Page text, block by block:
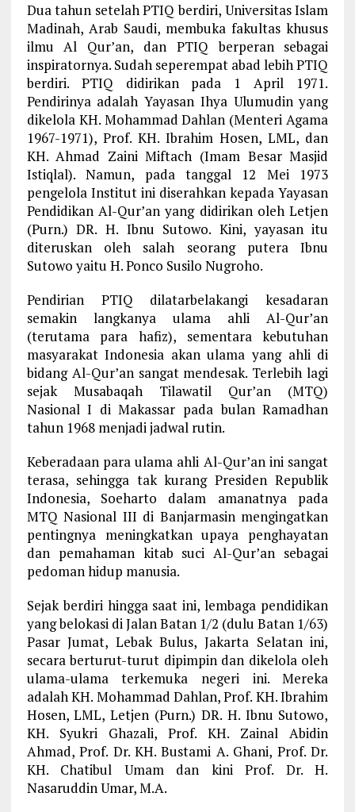
Dua tahun setelah PTIQ berdiri, Universitas Islam
Madinah, Arab Saudi, membuka fakultas khusus
ilmu Al Qur’an, dan PTIQ berperan sebagai
inspiratornya. Sudah seperempat abad lebih PTIQ
berdiri. PTIQ didirikan pada 1 April 1971.
Pendirinya adalah Yayasan Ihya Ulumudin yang
dikelola KH. Mohammad Dahlan (Menteri Agama
1967-1971), Prof. KH. Ibrahim Hosen, LML, dan
KH. Ahmad Zaini Miftach (Imam Besar Masjid
Istiqlal). Namun, pada tanggal 12 Mei 1973
pengelola Institut ini diserahkan kepada Yayasan
Pendidikan Al-Qur’an yang didirikan oleh Letjen
(Purn.) DR. H. Ibnu Sutowo. Kini, yayasan itu
diteruskan oleh salah seorang putera Ibnu
Sutowo yaitu H. Ponco Susilo Nugroho.
Pendirian PTIQ dilatarbelakangi kesadaran
semakin langkanya ulama ahli Al-Qur’an
(terutama para hafiz), sementara kebutuhan
masyarakat Indonesia akan ulama yang ahli di
bidang Al-Qur’an sangat mendesak. Terlebih lagi
sejak Musabaqah Tilawatil Qur’an (MTQ)
Nasional I di Makassar pada bulan Ramadhan
tahun 1968 menjadi jadwal rutin.
Keberadaan para ulama ahli Al-Qur’an ini sangat
terasa, sehingga tak kurang Presiden Republik
Indonesia, Soeharto dalam amanatnya pada
MTQ Nasional III di Banjarmasin mengingatkan
pentingnya meningkatkan upaya penghayatan
dan pemahaman kitab suci Al-Qur’an sebagai
pedoman hidup manusia.
Sejak berdiri hingga saat ini, lembaga pendidikan
yang belokasi di Jalan Batan 1/2 (dulu Batan 1/63)
Pasar Jumat, Lebak Bulus, Jakarta Selatan ini,
secara berturut-turut dipimpin dan dikelola oleh
ulama-ulama terkemuka negeri ini. Mereka
adalah KH. Mohammad Dahlan, Prof. KH. Ibrahim
Hosen, LML, Letjen (Purn.) DR. H. Ibnu Sutowo,
KH. Syukri Ghazali, Prof. KH. Zainal Abidin
Ahmad, Prof. Dr. KH. Bustami A. Ghani, Prof. Dr.
KH. Chatibul Umam dan kini Prof. Dr. H.
Nasaruddin Umar, M.A.